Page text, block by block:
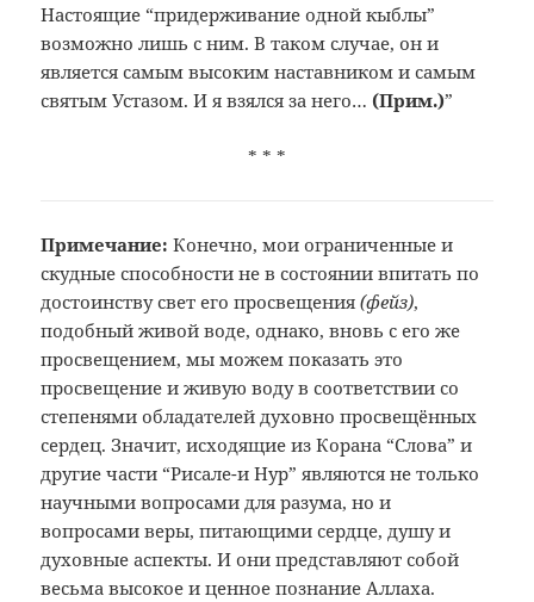
Настоящие “придерживание одной кыблы”
возможно лишь с ним. В таком случае, он и
является самым высоким наставником и самым
святым Устазом. И я взялся за него… (Прим.)”
* * *
Примечание:Конечно, мои ограниченные и
скудные способности не в состоянии впитать по
достоинству свет его просвещения(фейз),
подобный живой воде, однако, вновь с его же
просвещением, мы можем показать это
просвещение и живую воду в соответствии со
степенями обладателей духовно просвещённых
сердец. Значит, исходящие из Корана “Слова” и
другие части “Рисале-и Нур” являются не только
научными вопросами для разума, но и
вопросами веры, питающими сердце, душу и
духовные аспекты. И они представляют собой
весьма высокое и ценное познание Аллаха.